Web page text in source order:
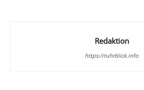
Redaktion
https://ruhrblick.info